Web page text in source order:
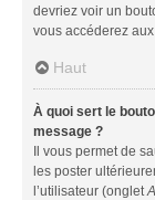
devriez voir un
vous accéderez
Haut
À quoi sert le
message ?
Il vous permet de
les poster
l’utilisateur (onglet